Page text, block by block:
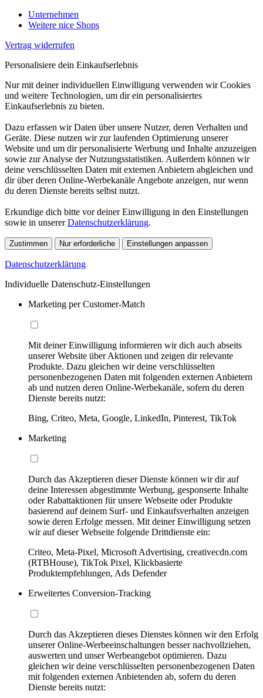
Unternehmen
Weitere nice Shops
Vertrag widerrufen
Personalisiere dein Einkaufserlebnis
Nur mit deiner individuellen Einwilligung verwenden wir Cookies
und weitere Technologien, um dir ein personalisiertes
Einkaufserlebnis zu bieten.
Dazu erfassen wir Daten über unsere Nutzer, deren Verhalten und
Geräte. Diese nutzen wir zur laufenden Optimierung unserer
Website und um dir personalisierte Werbung und Inhalte anzuzeigen
sowie zur Analyse der Nutzungsstatistiken. Außerdem können wir
deine verschlüsselten Daten mit externen Anbietern abgleichen und
dir über deren Online-Werbekanäle Angebote anzeigen, nur wenn
du deren Dienste bereits selbst nutzt.
Erkundige dich bitte vor deiner Einwilligung in den Einstellungen
sowie in unsererDatenschutzerklärung.
Zustimmen Nur erforderliche Einstellungen anpassen
Datenschutzerklärung
Individuelle Datenschutz-Einstellungen
Marketing per Customer-Match
Mit deiner Einwilligung informieren wir dich auch abseits
unserer Website über Aktionen und zeigen dir relevante
Produkte. Dazu gleichen wir deine verschlüsselten
personenbezogenen Daten mit folgenden externen Anbietern
ab und nutzen deren Online-Werbekanäle, sofern du deren
Dienste bereits nutzt:
Bing, Criteo, Meta, Google, LinkedIn, Pinterest, TikTok
Marketing
Durch das Akzeptieren dieser Dienste können wir dir auf
deine Interessen abgestimmte Werbung, gesponserte Inhalte
oder Rabattaktionen für unsere Webseite oder Produkte
basierend auf deinem Surf- und Einkaufsverhalten anzeigen
sowie deren Erfolge messen. Mit deiner Einwilligung setzen
wir auf dieser Webseite folgende Drittdienste ein:
Criteo, Meta-Pixel, Microsoft Advertising, creativecdn.com
(RTBHouse), TikTok Pixel, Klickbasierte
Produktempfehlungen, Ads Defender
Erweitertes Conversion-Tracking
Durch das Akzeptieren dieses Dienstes können wir den Erfolg
unserer Online-Werbeeinschaltungen besser nachvollziehen,
auswerten und unser Werbeangebot optimieren. Dazu
gleichen wir deine verschlüsselten personenbezogenen Daten
mit folgenden externen Anbietenden ab, sofern du deren
Dienste bereits nutzt: